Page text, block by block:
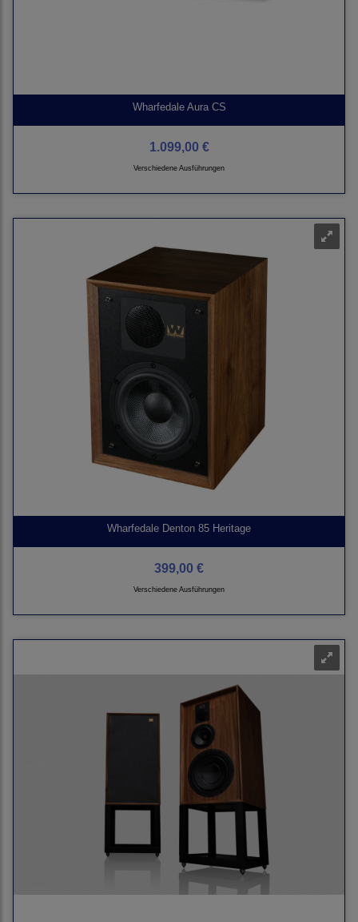
Wharfedale Aura CS
1.099,00 €
Verschiedene Ausführungen
Wharfedale Denton 85 Heritage
399,00 €
Verschiedene Ausführungen